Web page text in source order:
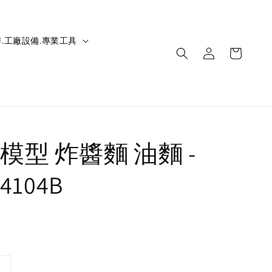
工廠設備.專業工具
型 炸醬麵 油麵 -